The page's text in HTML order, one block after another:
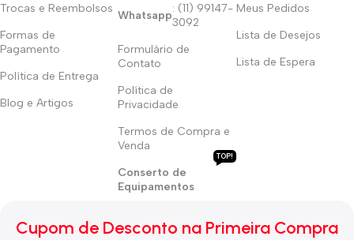
Trocas e Reembolsos
Formas de
Pagamento
Política de Entrega
Blog e Artigos
Whatsapp
: (11) 99147-
3092
Formulário de
Contato
Política de
Privacidade
Termos de Compra e
Venda
Conserto de
Equipamentos
TOP!
Meus Pedidos
Lista de Desejos
Lista de Espera
Cupom de Desconto na Primeira Compra